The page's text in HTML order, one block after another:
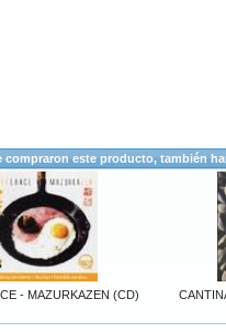
compraron este producto, también
- MAZURKAZEN (CD)